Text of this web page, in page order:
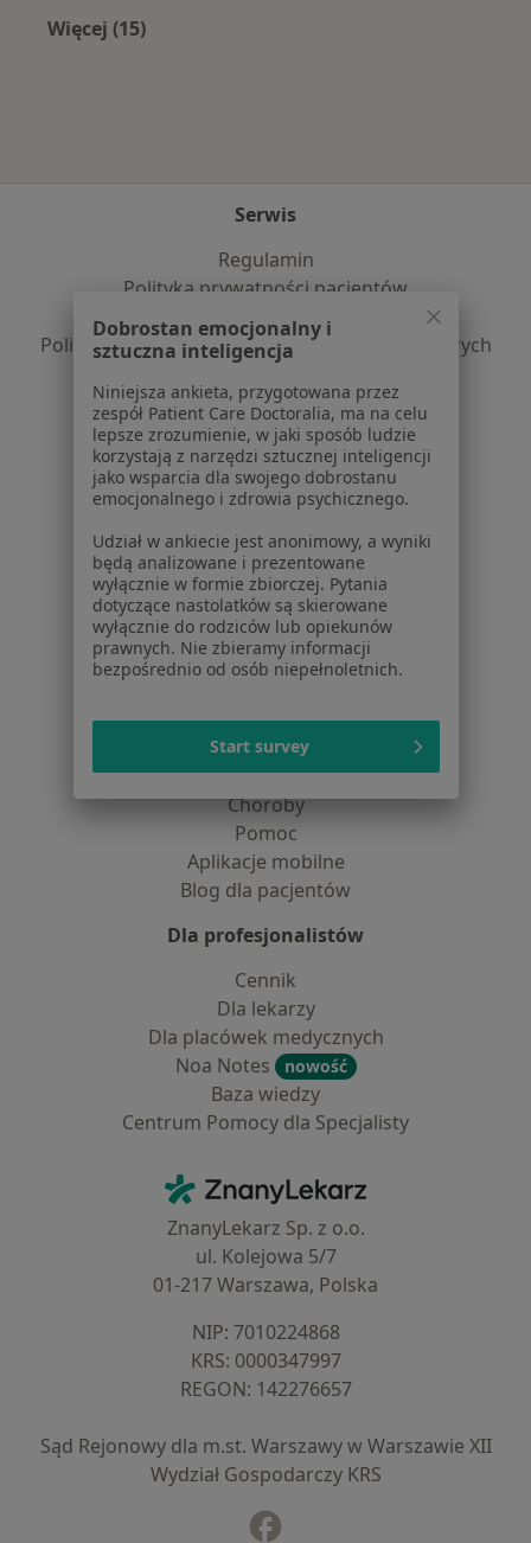
Więcej (15)
Serwis
Regulamin
Polityka prywatności pacjentów
Polityka prywatności profesjonalistów
Polityka prywatności dla profesjonalistów, których
Polityka cookies
Jak działają wyniki wyszukiwania
Dostępność
O nas
Praca
Rekrutujemy!
Partnerzy
Centrum prasowe
Kontakt
Dla pacjentów
Placówki medyczne
Pytania i odpowiedzi
Usługi i zabiegi
Choroby
Pomoc
Aplikacje mobilne
Blog dla pacjentów
Dla profesjonalistów
Cennik
Dla lekarzy
Dla placówek medycznych
Noa Notes
nowość
Baza wiedzy
Centrum Pomocy dla Specjalisty
ZnanyLekarz - Strona główna
ZnanyLekarz Sp. z o.o.
ul. Kolejowa 5/7
01-217 Warszawa, Polska
NIP: ⁠7010224868
KRS: ⁠0000347997
REGON: ⁠142276657
Sąd Rejonowy dla m.st. Warszawy w Warszawie XII
Wydział Gospodarczy KRS
Dobrostan emocjonalny i
sztuczna inteligencja
Niniejsza ankieta, przygotowana przez
zespół Patient Care Doctoralia, ma na celu
lepsze zrozumienie, w jaki sposób ludzie
korzystają z narzędzi sztucznej inteligencji
jako wsparcia dla swojego dobrostanu
emocjonalnego i zdrowia psychicznego.
Udział w ankiecie jest anonimowy, a wyniki
będą analizowane i prezentowane
wyłącznie w formie zbiorczej. Pytania
dotyczące nastolatków są skierowane
wyłącznie do rodziców lub opiekunów
prawnych. Nie zbieramy informacji
bezpośrednio od osób niepełnoletnich.
Start survey